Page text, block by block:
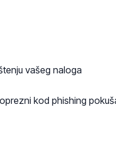
vašeg naloga
kod phishing